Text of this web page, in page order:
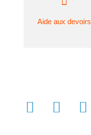
Aide aux devoirs